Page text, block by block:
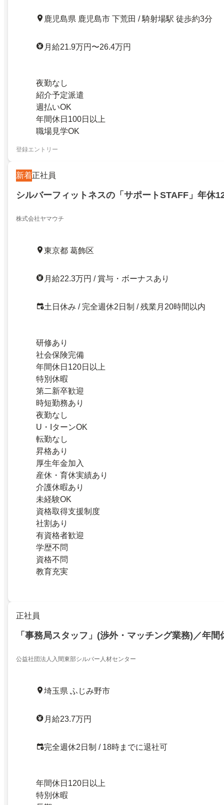
鹿児島県 鹿児島市 下荒田 / 騎射場駅 徒歩約3分
月給21.9万円〜26.4万円
夜勤なし
紹介予定派遣
週払いOK
年間休日100日以上
職場見学OK
登録エントリー
新着正社員
シルバーフィットネスの「サポートSTAFF」年休
株式会社ヤマウチ
東京都 葛飾区
月給22.3万円 / 賞与・ボーナスあり
土日休み / 完全週休2日制 / 残業月20時間以内
研修あり
社会保険完備
年間休日120日以上
特別休暇
第二新卒歓迎
時短勤務あり
夜勤なし
U・IターンOK
転勤なし
昇格あり
厚生年金加入
産休・育休実績あり
介護休暇あり
未経験OK
資格取得支援制度
社割あり
有資格者歓迎
学歴不問
資格不問
教育充実
正社員
「事務局スタッフ」(渉外・マッチング業務)／年
公益社団法人入間東部シルバー人材センター
埼玉県 ふじみ野市
月給23.7万円
完全週休2日制 / 18時までに退社可
年間休日120日以上
特別休暇